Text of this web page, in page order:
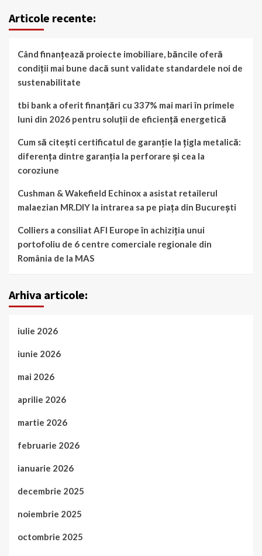
Articole recente:
Când finanțează proiecte imobiliare, băncile oferă
condiții mai bune dacă sunt validate standardele noi de
sustenabilitate
tbi bank a oferit finanțări cu 337% mai mari în primele
luni din 2026 pentru soluții de eficiență energetică
Cum să citești certificatul de garanție la țigla metalică:
diferența dintre garanția la perforare și cea la
coroziune
Cushman & Wakefield Echinox a asistat retailerul
malaezian MR.DIY la intrarea sa pe piața din București
Colliers a consiliat AFI Europe în achiziția unui
portofoliu de 6 centre comerciale regionale din
România de la MAS
Arhiva articole:
iulie 2026
iunie 2026
mai 2026
aprilie 2026
martie 2026
februarie 2026
ianuarie 2026
decembrie 2025
noiembrie 2025
octombrie 2025